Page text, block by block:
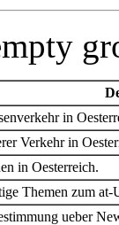
in
Verkehr in
in Oesterreich.
Themen zum at-
ueber